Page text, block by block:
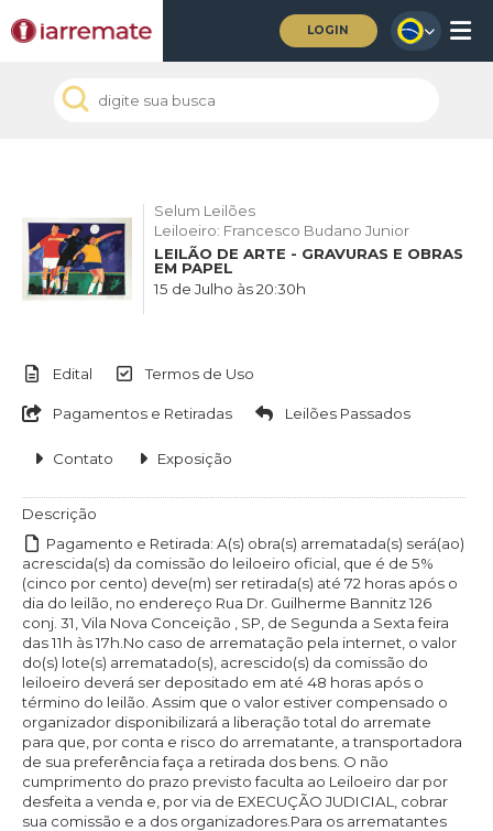
LOGIN
Selum Leilões
Leiloeiro: Francesco Budano Junior
LEILÃO DE ARTE - GRAVURAS E OBRAS
EM PAPEL
15 de Julho às 20:30h
Edital Termos de Uso
Pagamentos e Retiradas Leilões Passados
Contato Exposição
Descrição
Pagamento e Retirada: A(s) obra(s) arrematada(s) será(ao)
acrescida(s) da comissão do leiloeiro oficial, que é de 5%
(cinco por cento) deve(m) ser retirada(s) até 72 horas após o
dia do leilão, no endereço Rua Dr. Guilherme Bannitz 126
conj. 31, Vila Nova Conceição , SP, de Segunda a Sexta feira
das 11h às 17h.No caso de arrematação pela internet, o valor
do(s) lote(s) arrematado(s), acrescido(s) da comissão do
leiloeiro deverá ser depositado em até 48 horas após o
término do leilão. Assim que o valor estiver compensado o
organizador disponibilizará a liberação total do arremate
para que, por conta e risco do arrematante, a transportadora
de sua preferência faça a retirada dos bens. O não
cumprimento do prazo previsto faculta ao Leiloeiro dar por
desfeita a venda e, por via de EXECUÇÃO JUDICIAL, cobrar
sua comissão e a dos organizadores.Para os arrematantes